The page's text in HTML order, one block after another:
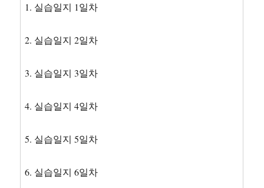
1. 실습일지 1일차
2. 실습일지 2일차
3. 실습일지 3일차
4. 실습일지 4일차
5. 실습일지 5일차
6. 실습일지 6일차